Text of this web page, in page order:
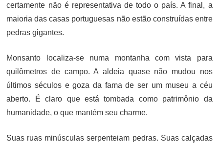
certamente não é representativa de todo o país. A final, a
maioria das casas portuguesas não estão construídas entre
pedras gigantes.
Monsanto localiza-se numa montanha com vista para
quilômetros de campo. A aldeia quase não mudou nos
últimos séculos e goza da fama de ser um museu a céu
aberto. É claro que está tombada como patrimônio da
humanidade, o que mantém seu charme.
Suas ruas minúsculas serpenteiam pedras. Suas calçadas